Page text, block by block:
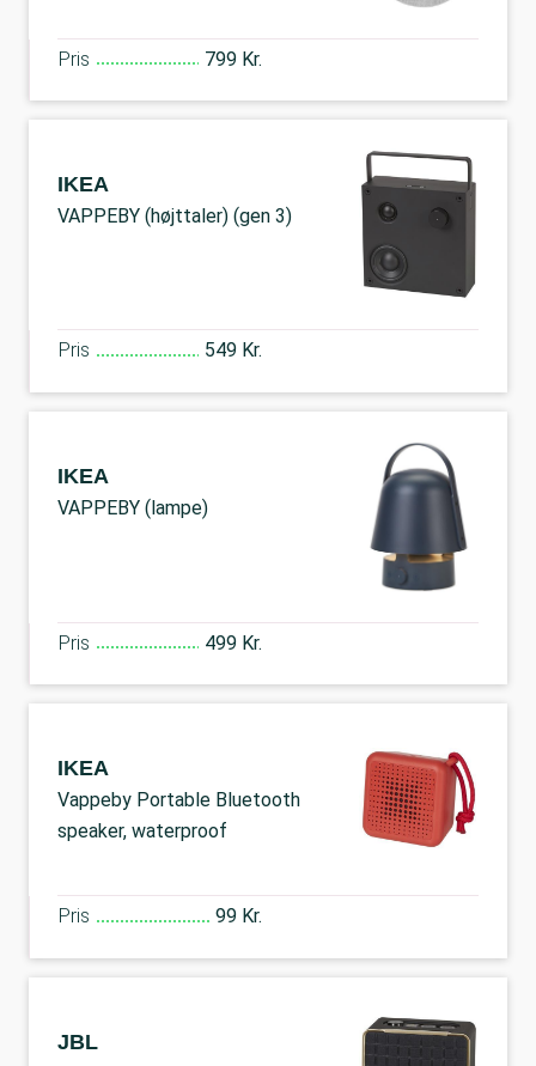
Pris 799 Kr.
IKEA
VAPPEBY (højttaler) (gen 3)
Pris 549 Kr.
IKEA
VAPPEBY (lampe)
Pris 499 Kr.
IKEA
Vappeby Portable Bluetooth
speaker, waterproof
Pris 99 Kr.
JBL